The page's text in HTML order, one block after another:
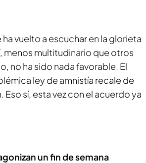
ha vuelto a escuchar en la glorieta
menos multitudinario que otros
no ha sido nada favorable. El
ley de amnistía recale de
sí, esta vez con el acuerdo ya
un fin de semana